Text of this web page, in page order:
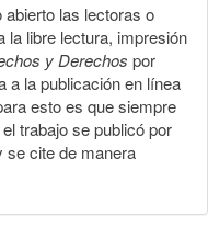
las lectoras o
la libre lectura, impresión
y Derechos por
a la publicación en línea
esto es que siempre
trabajo se publicó por
se cite de manera